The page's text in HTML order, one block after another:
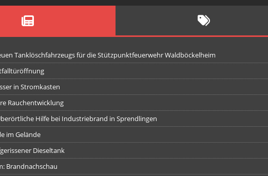
Tanklöschfahrzeugs für die Stützpunktfeuerwehr Waldböckelheim
in Stromkasten
Rauchentwicklung
Hilfe bei Industriebrand in Sprendlingen
im Gelände
Dieseltank
Brandnachschau